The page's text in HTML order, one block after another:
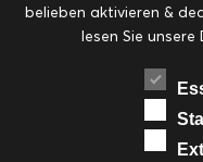
Eingemachtes
Rezepte
Suppen, Salate
Weihnachten
belieben aktivieren &
lesen Sie